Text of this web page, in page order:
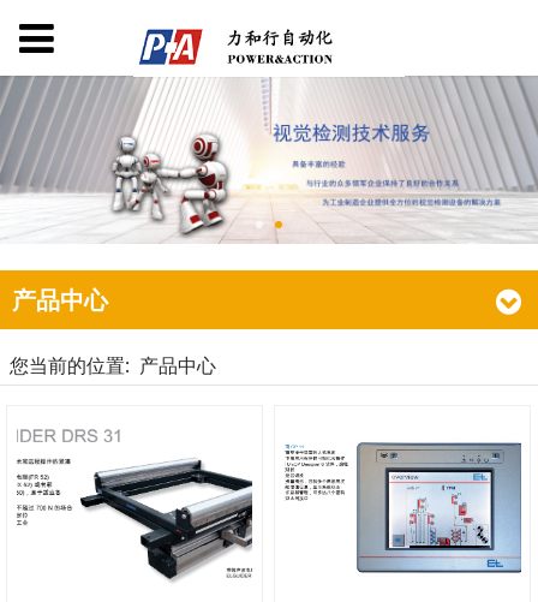
产品中心
您当前的位置: 产品中心